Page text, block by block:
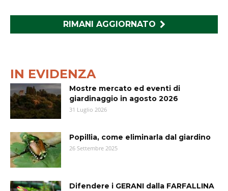
RIMANI AGGIORNATO
IN EVIDENZA
Mostre mercato ed eventi di
giardinaggio in agosto 2026
31 Luglio 2026
Popillia, come eliminarla dal giardino
26 Settembre 2025
Difendere i GERANI dalla FARFALLINA